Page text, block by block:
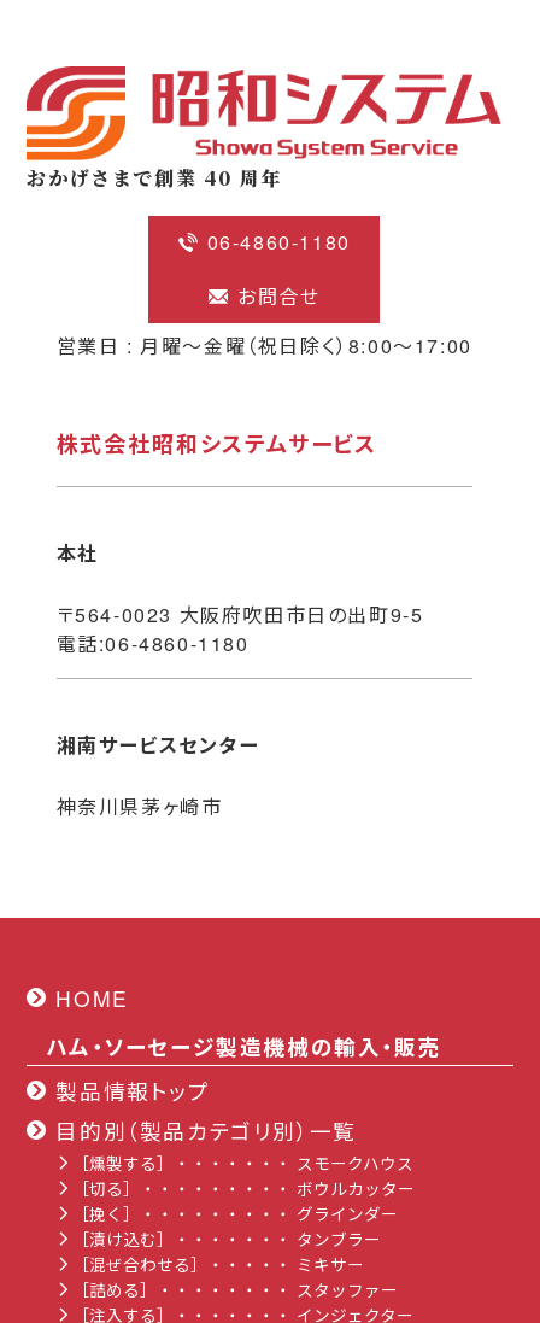
おかげさまで創業 40 周年
06-4860-1180
お問合せ
営業日 : 月曜〜金曜（祝日除く）8:00〜17:00
株式会社昭和システムサービス
本社
〒564-0023 大阪府吹田市日の出町9-5
電話:06-4860-1180
湘南サービスセンター
神奈川県茅ヶ崎市
HOME
ハム・ソーセージ製造機械の輸入・販売
製品情報トップ
目的別（製品カテゴリ別）一覧
［燻製する］・・・・・・・ スモークハウス
［切る］・・・・・・・・・ ボウルカッター
［挽く］・・・・・・・・・ グラインダー
［漬け込む］・・・・・・・ タンブラー
［混ぜ合わせる］・・・・・ ミキサー
［詰める］・・・・・・・・ スタッファー
［注入する］・・・・・・・ インジェクター